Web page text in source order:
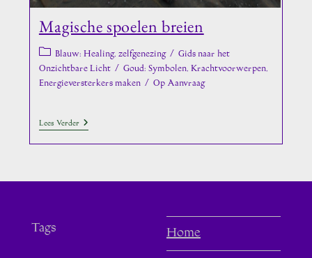
Magische spoelen breien
Berichtcategorie:
Blauw: Healing, zelfgenezing / Gids naar het
Onzichtbare Licht / Goud: Symbolen, Krachtvoorwerpen,
Energieversterkers maken / Op Aanvraag
Lees VerderMagische
Breien
Tags Home